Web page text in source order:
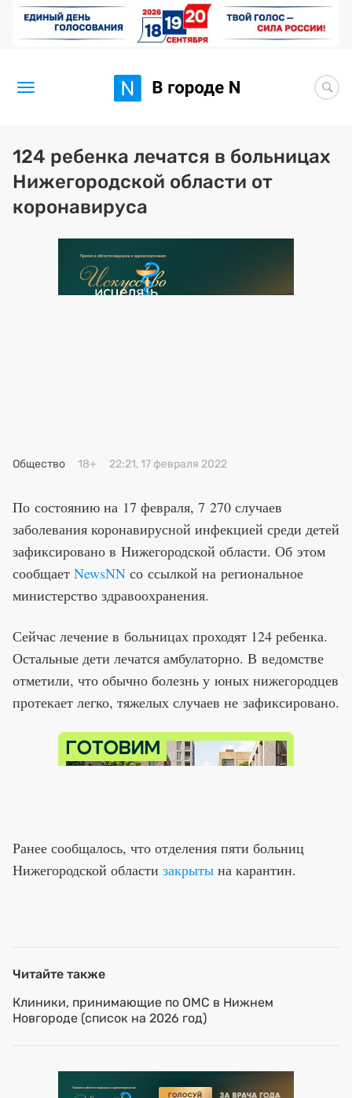
Новости
Статьи
Здоровье
BORЩ
Искусство исцелять
124 ребенка лечатся в больницах
Нижегородской области от
коронавируса
Общество 18+ 22:21, 17 февраля 2022
По состоянию на 17 февраля, 7 270 случаев
заболевания коронавирусной инфекцией среди детей
зафиксировано в Нижегородской области. Об этом
сообщает NewsNN со ссылкой на региональное
министерство здравоохранения.
Сейчас лечение в больницах проходят 124 ребенка.
Остальные дети лечатся амбулаторно. В ведомстве
отметили, что обычно болезнь у юных нижегородцев
протекает легко, тяжелых случаев не зафиксировано.
Ранее сообщалось, что отделения пяти больниц
Нижегородской области закрыты на карантин.
Читайте также
Клиники, принимающие по ОМС в Нижнем
Новгороде (список на 2026 год)